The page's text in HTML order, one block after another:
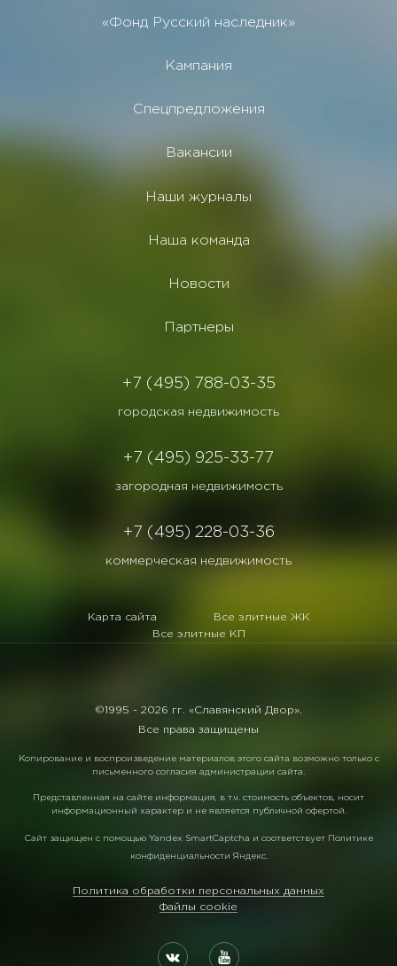
«Фонд Русский наследник»
Кампания
Спецпредложения
Вакансии
Наши журналы
Наша команда
Новости
Партнеры
+7 (495) 788-03-35
городская недвижимость
+7 (495) 925-33-77
загородная недвижимость
+7 (495) 228-03-36
коммерческая недвижимость
Карта сайта
Все элитные ЖК
Все элитные КП
©1995 - 2026 гг. «Славянский Двор».
Все права защищены
Копирование и воспроизведение материалов этого сайта возможно только с
письменного согласия администрации сайта.
Представленная на сайте информация, в т.ч. стоимость объектов, носит
информационный характер и не является публичной офертой.
Сайт защищен с помощью Yandex SmartCaptcha и соответствует Политике
конфиденциальности Яндекс.
Политика обработки персональных данных
Файлы cookie